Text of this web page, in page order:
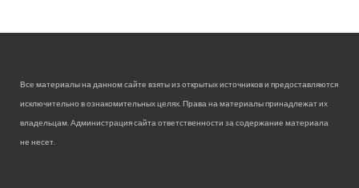
Все материалы на данном сайте взяты из открытых источников и предоставляются
исключительно в ознакомительных целях. Права на материалы принадлежат их
владельцам. Администрация сайта ответственности за содержание материала
не несет.